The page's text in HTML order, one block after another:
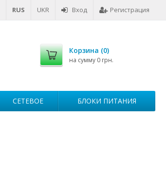
RUS UKR Вход Регистрация
Корзина (0)
на сумму 0 грн.
СЕТЕВОЕ БЛОКИ ПИТАНИЯ